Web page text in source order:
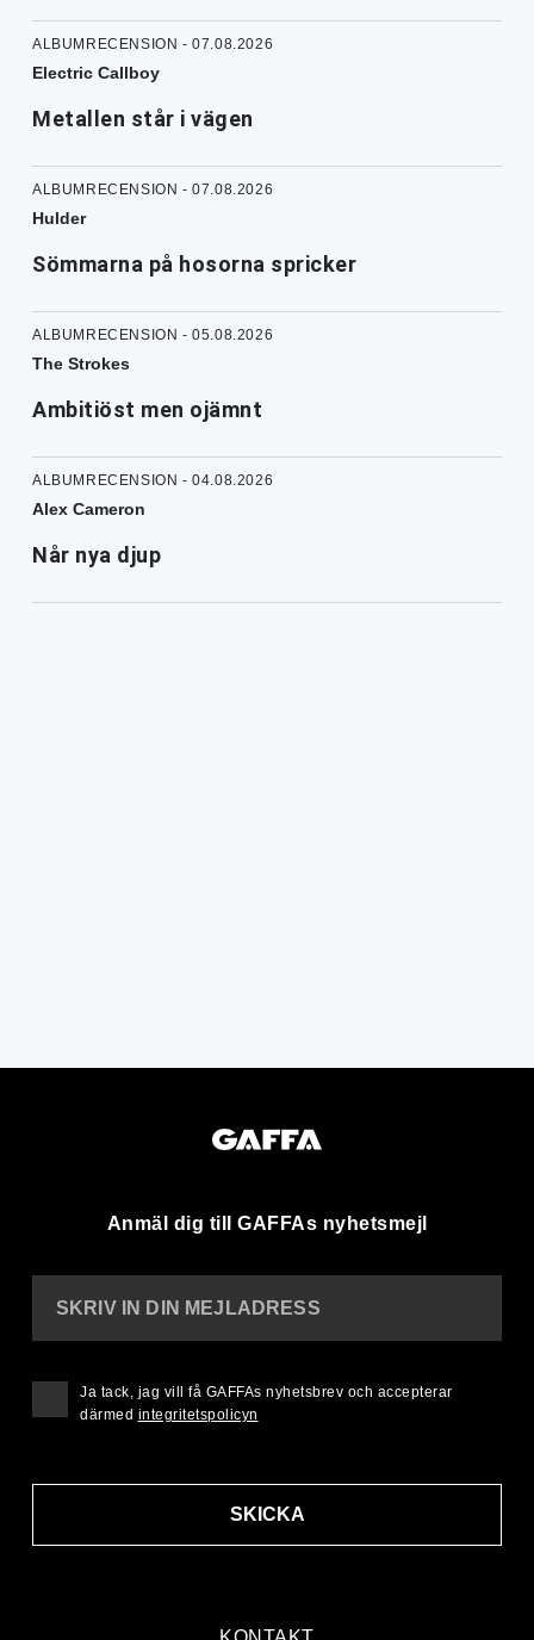
ALBUMRECENSION - 07.08.2026
Electric Callboy
Metallen står i vägen
ALBUMRECENSION - 07.08.2026
Hulder
Sömmarna på hosorna spricker
ALBUMRECENSION - 05.08.2026
The Strokes
Ambitiöst men ojämnt
ALBUMRECENSION - 04.08.2026
Alex Cameron
Når nya djup
Anmäl dig till GAFFAs nyhetsmejl
SKRIV IN DIN MEJLADRESS
SKICKA
Ja tack, jag vill få GAFFAs nyhetsbrev och accepterar
därmed integritetspolicyn